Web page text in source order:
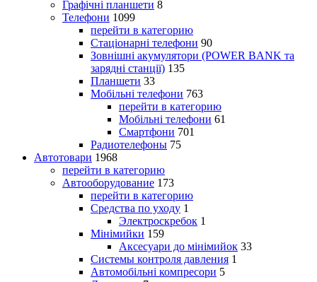
Графічні планшети 8
Телефони 1099
перейти в категорию
Стаціонарні телефони 90
Зовнішні акумулятори (POWER BANK та
зарядні станції) 135
Планшети 33
Мобільні телефони 763
перейти в категорию
Мобільні телефони 61
Смартфони 701
Радиотелефоны 75
Автотовари 1968
перейти в категорию
Автооборудование 173
перейти в категорию
Средства по уходу 1
Электроскребок 1
Мінімийки 159
Аксесуари до мінімийок 33
Системы контроля давления 1
Автомобільні компресори 5